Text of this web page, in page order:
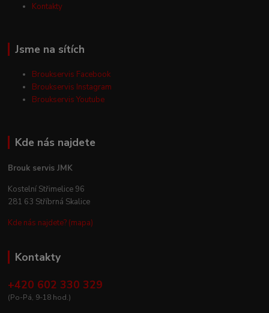
Kontakty
Jsme na sítích
Broukservis Facebook
Broukservis Instagram
Broukservis Youtube
Kde nás najdete
Brouk servis JMK
Kostelní Střimelice 96
281 63 Stříbrná Skalice
Kde nás najdete? (mapa)
Kontakty
+420 602 330 329
(Po-Pá, 9-18 hod.)